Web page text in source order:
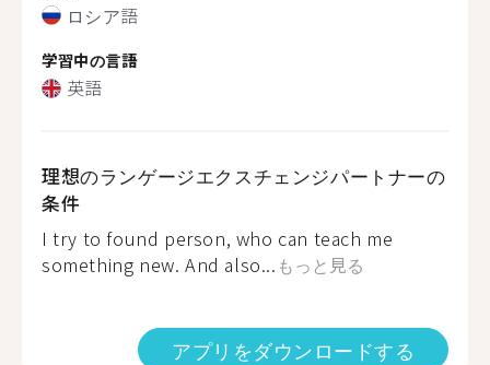
ロシア語
学習中の言語
英語
理想のランゲージエクスチェンジパートナーの
条件
I try to found person, who can teach me
something new. And also... もっと見る
アプリをダウンロードする